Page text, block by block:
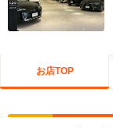
お店TOP